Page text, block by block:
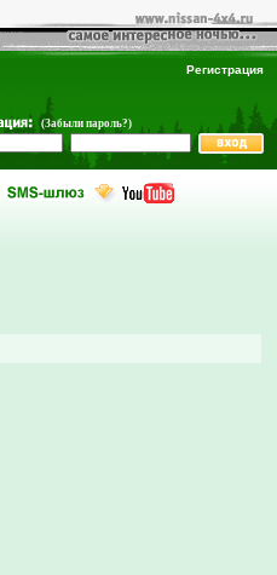
Регистрация
(Забыли пароль?)